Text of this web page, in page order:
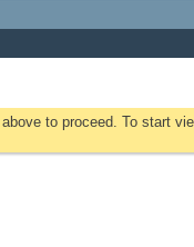
to proceed. To start